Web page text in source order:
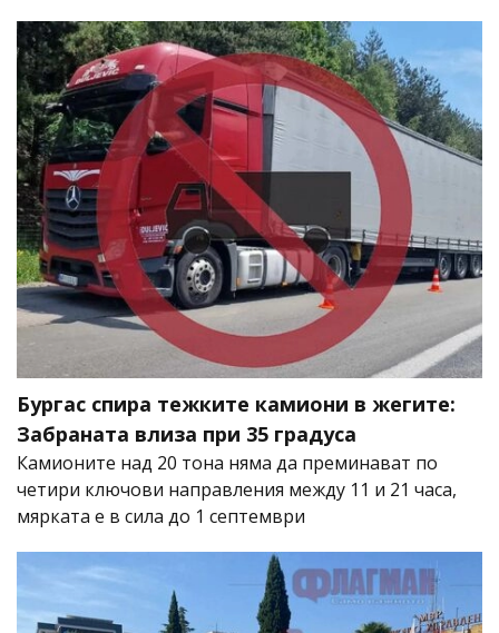
Бургас спира тежките камиони в жегите:
Забраната влиза при 35 градуса
Камионите над 20 тона няма да преминават по
четири ключови направления между 11 и 21 часа,
мярката е в сила до 1 септември